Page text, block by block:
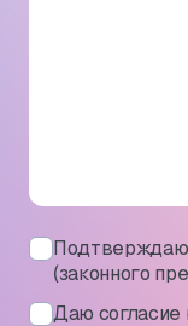
(законного
Даю согласие